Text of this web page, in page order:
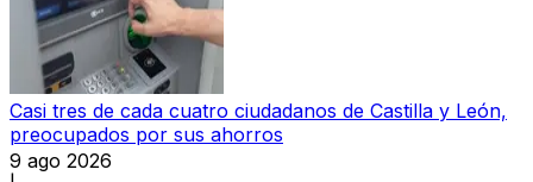
Casi tres de cada cuatro ciudadanos de Castilla y León,
preocupados por sus ahorros
9 ago 2026